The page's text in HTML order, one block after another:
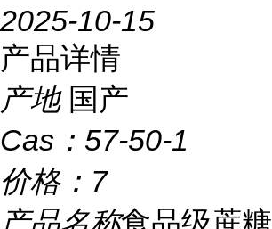
2025-10-15
产品详情
产地 国产
Cas： 57-50-1
价格： 7
产品名称食品级蔗糖